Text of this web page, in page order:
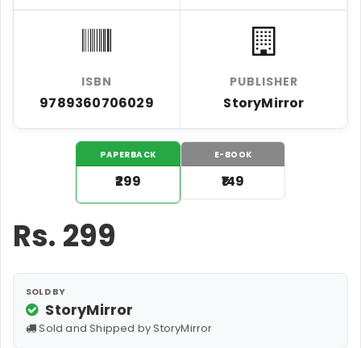
ISBN
9789360706029
PUBLISHER
StoryMirror
PAPERBACK
₹299
E-BOOK
₹149
Rs. 299
SOLD BY
StoryMirror
Sold and Shipped by StoryMirror